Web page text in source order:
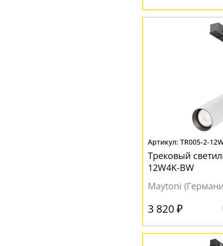
TR005-2-
Трековый
12W4K-BW
Maytoni
3 820 ₽